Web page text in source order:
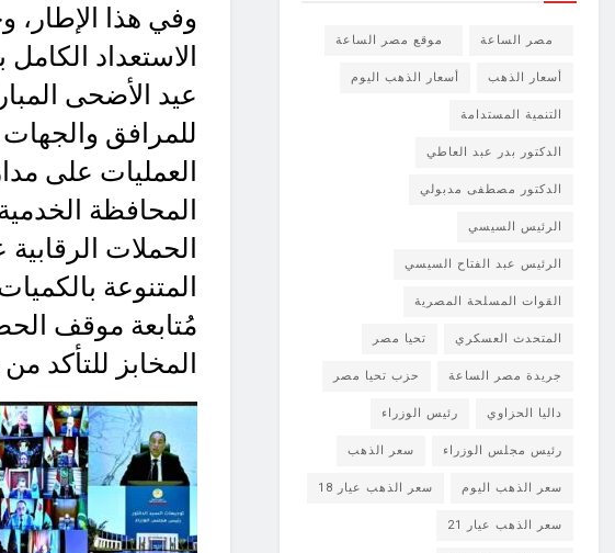
وفي هذا
الاستعداد
عيد الأضحى
للمرافق
المحافظة
الحملات
المتنوعة
مُتابعة موقف
المخابز للتأكد
مصر الساعة موقع مصر الساعة
أسعار الذهب أسعار الذهب اليوم
التنمية المستدامة
الدكتور بدر عبد العاطي
الدكتور مصطفى مدبولي
الرئيس السيسي
الرئيس عبد الفتاح السيسي
القوات المسلحة المصرية
المتحدث العسكري تحيا مصر
جريدة مصر الساعة حزب تحيا مصر
داليا الحزاوي رئيس الوزراء
رئيس مجلس الوزراء سعر الذهب
سعر الذهب اليوم سعر الذهب عيار 18
سعر الذهب عيار 21